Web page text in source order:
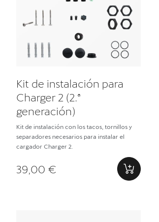
Kit de instalación para
Charger 2 (2.ª
generación)
Kit de instalación con los tacos, tornillos y
separadores necesarios para instalar el
cargador Charger 2.
39,00 €